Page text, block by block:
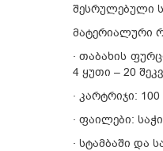
შესრულებული
მატერიალური
· თაბახის
4 ყუთი – 20
· კარტრიჯი:
· ფაილები:
· სტამბაში და